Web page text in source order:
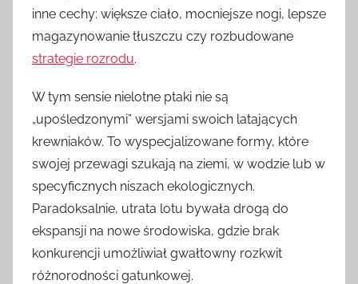
inne cechy: większe ciało, mocniejsze nogi, lepsze
magazynowanie tłuszczu czy rozbudowane
strategie rozrodu.
W tym sensie nielotne ptaki nie są
„upośledzonymi” wersjami swoich latających
krewniaków. To wyspecjalizowane formy, które
swojej przewagi szukają na ziemi, w wodzie lub w
specyficznych niszach ekologicznych.
Paradoksalnie, utrata lotu bywała drogą do
ekspansji na nowe środowiska, gdzie brak
konkurencji umożliwiał gwałtowny rozkwit
różnorodności gatunkowej.